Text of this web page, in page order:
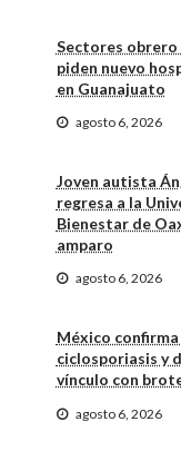
Sectores obrero
piden nuevo
en Guanajuato
agosto 6, 2026
Joven autista
regresa a la
Bienestar de
amparo
agosto 6, 2026
México confirma
ciclosporiasis y
vínculo con
agosto 6, 2026